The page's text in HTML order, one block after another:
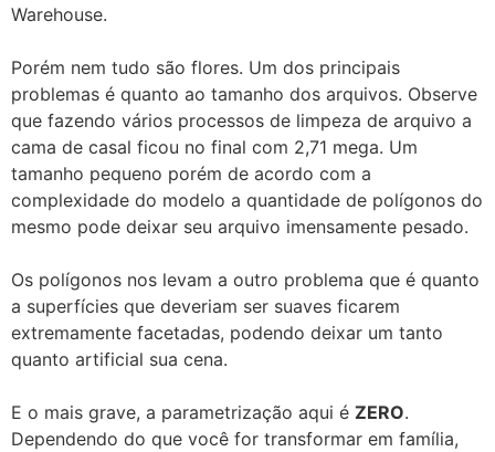
Warehouse.
Porém nem tudo são flores. Um dos principais
problemas é quanto ao tamanho dos arquivos. Observe
que fazendo vários processos de limpeza de arquivo a
cama de casal ficou no final com 2,71 mega. Um
tamanho pequeno porém de acordo com a
complexidade do modelo a quantidade de polígonos do
mesmo pode deixar seu arquivo imensamente pesado.
Os polígonos nos levam a outro problema que é quanto
a superfícies que deveriam ser suaves ficarem
extremamente facetadas, podendo deixar um tanto
quanto artificial sua cena.
E o mais grave, a parametrização aqui é ZERO.
Dependendo do que você for transformar em família,